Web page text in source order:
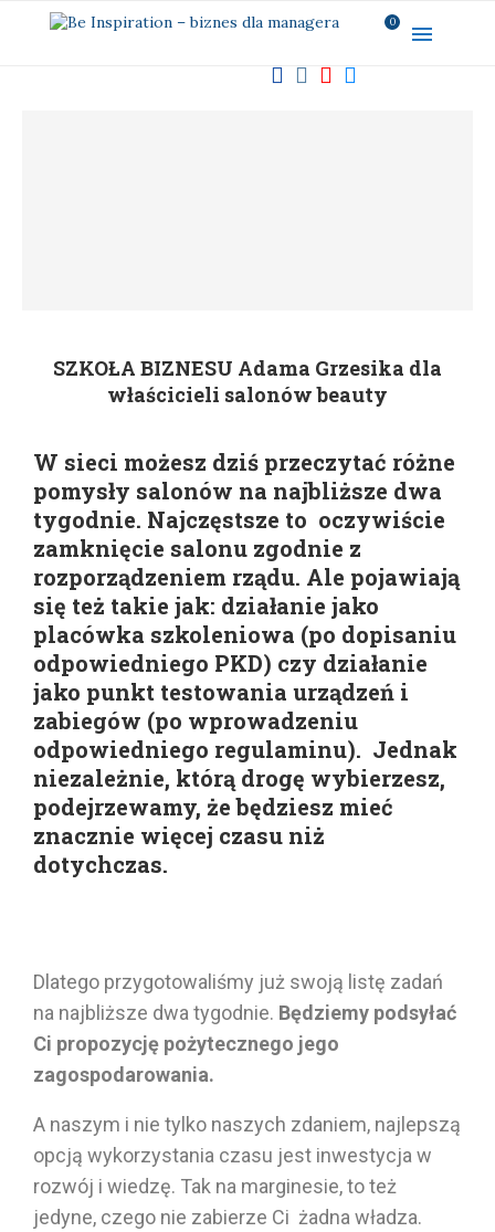
0
SZKOŁA BIZNESU Adama Grzesika dla
właścicieli salonów beauty
W sieci możesz dziś przeczytać różne
pomysły salonów na najbliższe dwa
tygodnie. Najczęstsze to oczywiście
zamknięcie salonu zgodnie z
rozporządzeniem rządu. Ale pojawiają
się też takie jak: działanie jako
placówka szkoleniowa (po dopisaniu
odpowiedniego PKD) czy działanie
jako punkt testowania urządzeń i
zabiegów (po wprowadzeniu
odpowiedniego regulaminu). Jednak
niezależnie, którą drogę wybierzesz,
podejrzewamy, że będziesz mieć
znacznie więcej czasu niż
dotychczas.
Dlatego przygotowaliśmy już swoją listę zadań
na najbliższe dwa tygodnie. Będziemy podsyłać
Ci propozycję pożytecznego jego
zagospodarowania.
A naszym i nie tylko naszych zdaniem, najlepszą
opcją wykorzystania czasu jest inwestycja w
rozwój i wiedzę. Tak na marginesie, to też
jedyne, czego nie zabierze Ci żadna władza.